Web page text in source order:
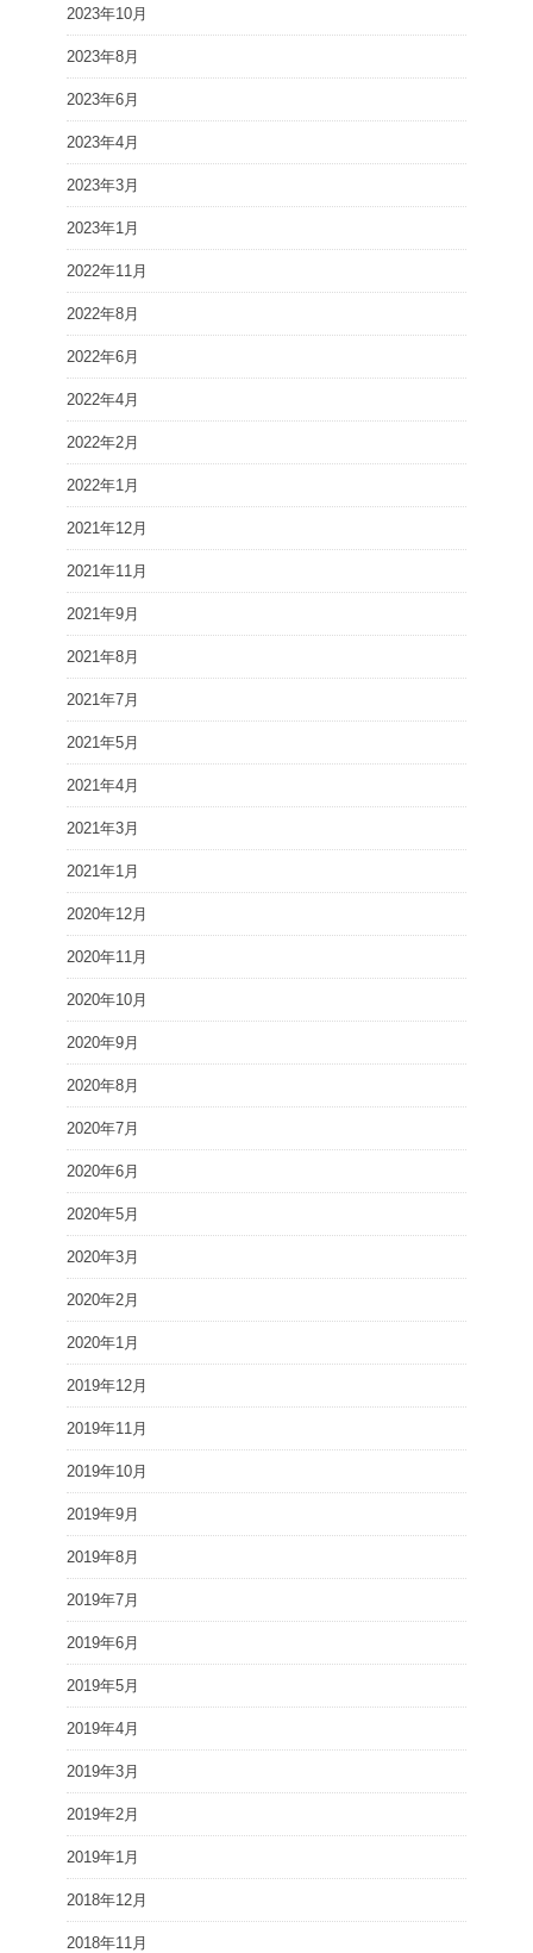
2023年10月
2023年8月
2023年6月
2023年4月
2023年3月
2023年1月
2022年11月
2022年8月
2022年6月
2022年4月
2022年2月
2022年1月
2021年12月
2021年11月
2021年9月
2021年8月
2021年7月
2021年5月
2021年4月
2021年3月
2021年1月
2020年12月
2020年11月
2020年10月
2020年9月
2020年8月
2020年7月
2020年6月
2020年5月
2020年3月
2020年2月
2020年1月
2019年12月
2019年11月
2019年10月
2019年9月
2019年8月
2019年7月
2019年6月
2019年5月
2019年4月
2019年3月
2019年2月
2019年1月
2018年12月
2018年11月